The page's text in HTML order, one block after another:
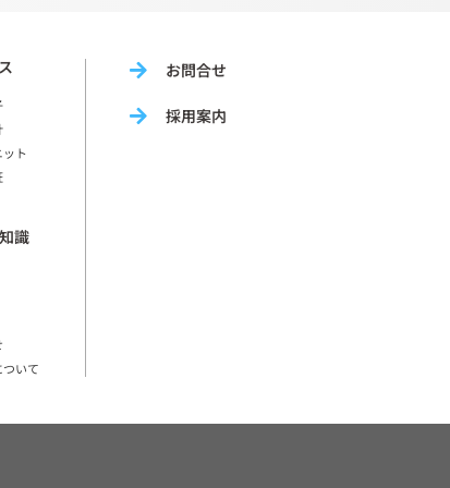
ト
識
いて
お問合せ
採用案内